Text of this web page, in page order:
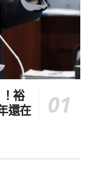
裕
還在